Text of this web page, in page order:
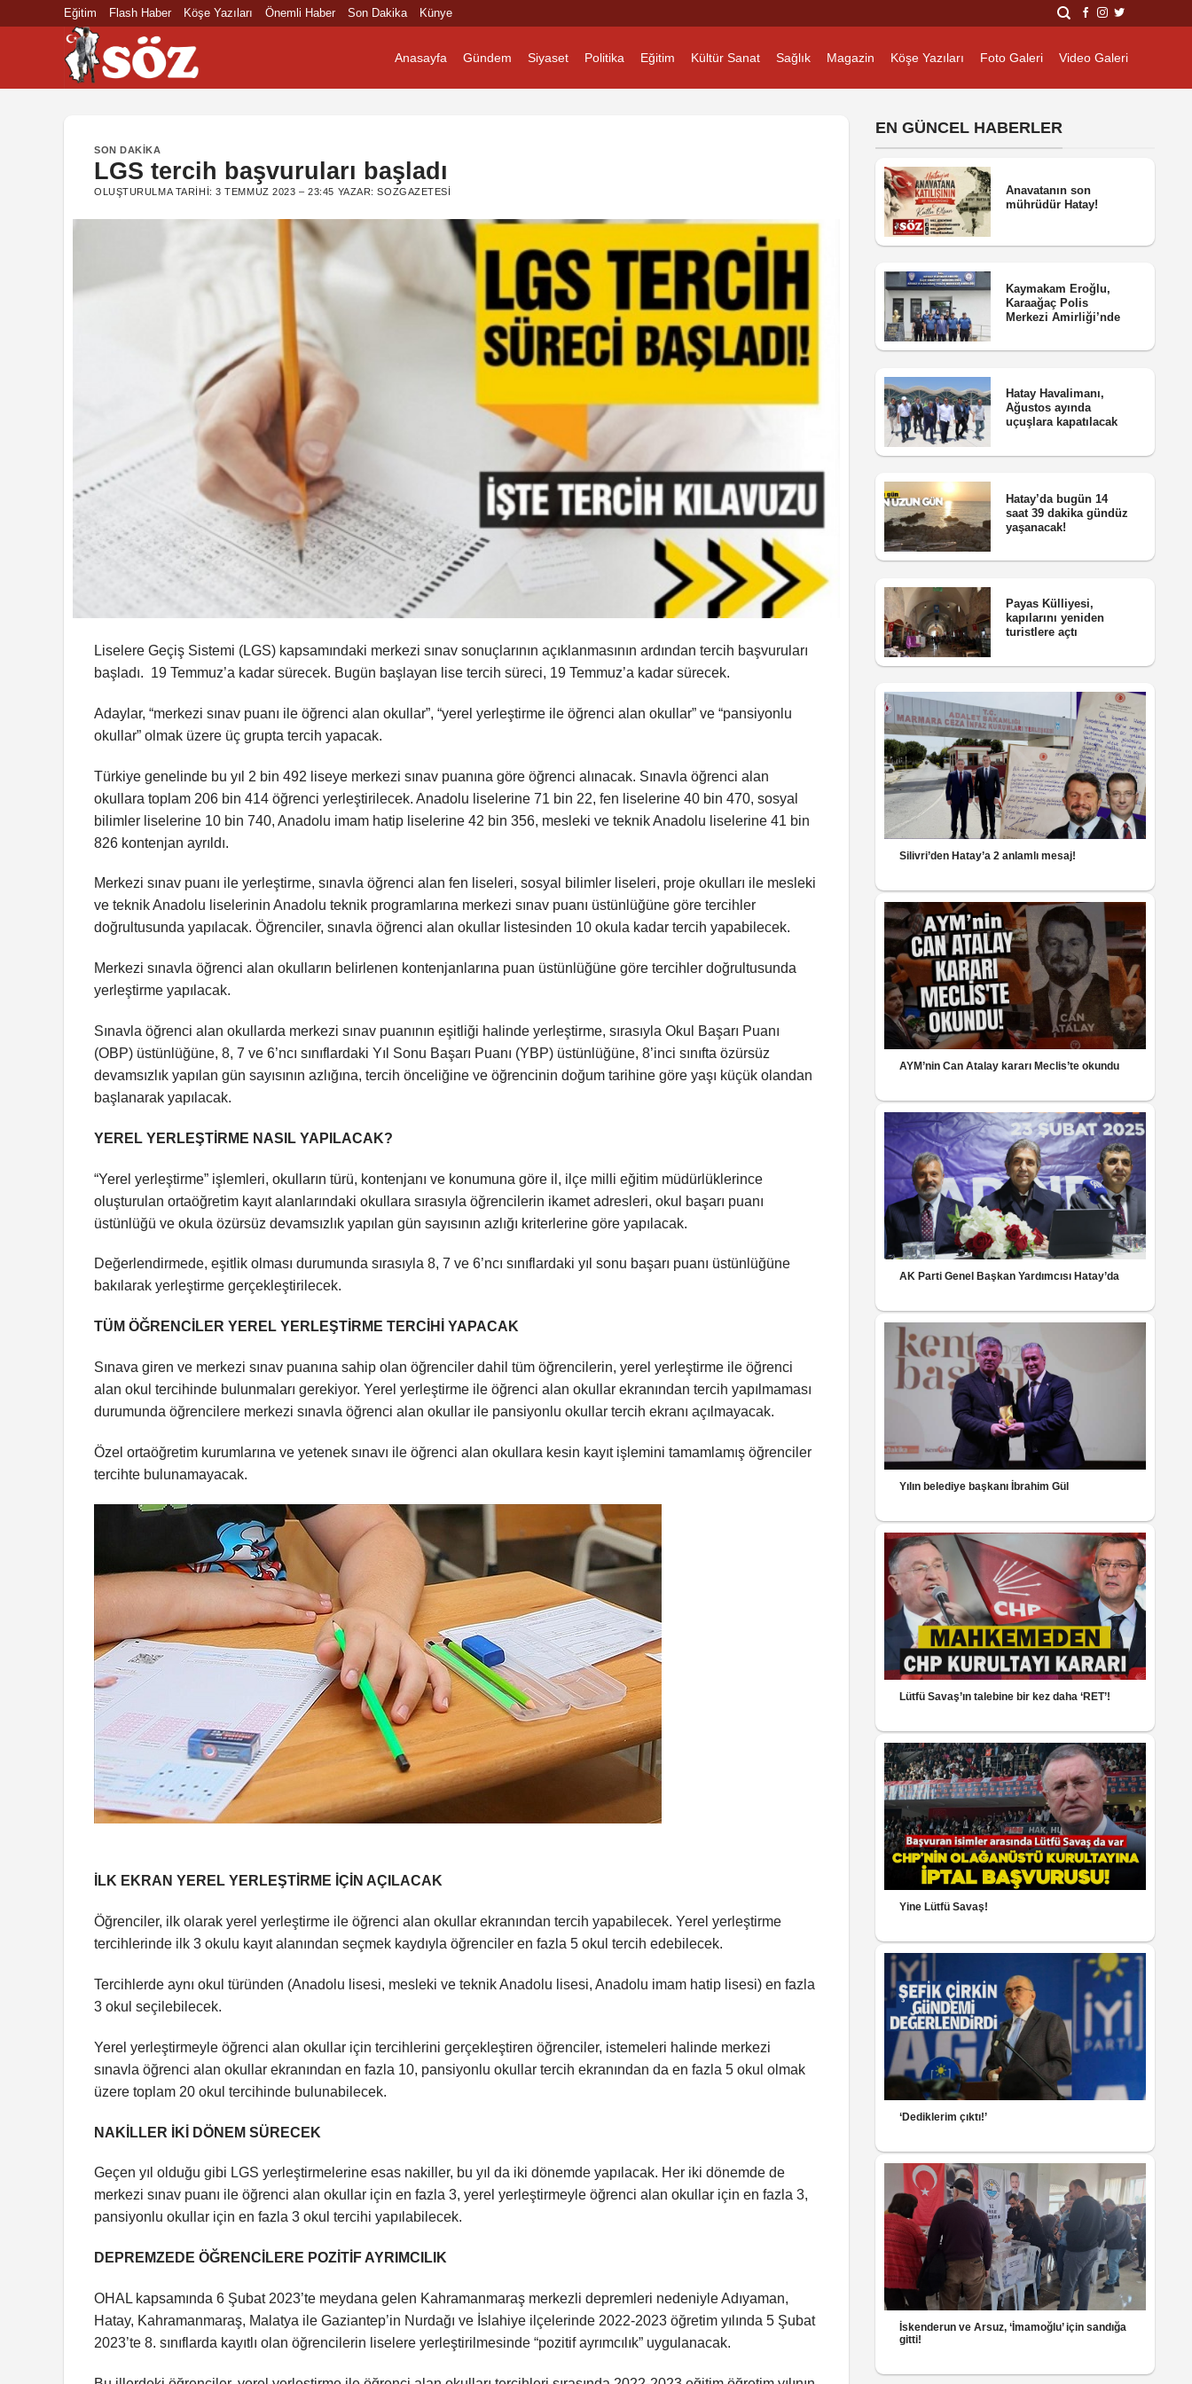
Eğitim Flash Haber Köşe Yazıları Önemli Haber Son Dakika Künye
Anasayfa Gündem Siyaset Politika Eğitim Kültür Sanat Sağlık Magazin Köşe Yazıları Foto Galeri Video Galeri
SON DAKIKA
LGS tercih başvuruları başladı
OLUŞTURULMA TARIHI:3 TEMMUZ 2023 – 23:45 YAZAR:SOZGAZETESI
Liselere Geçiş Sistemi (LGS) kapsamındaki merkezi sınav sonuçlarının açıklanmasının ardından tercih başvuruları
başladı. 19 Temmuz’a kadar sürecek. Bugün başlayan lise tercih süreci, 19 Temmuz’a kadar sürecek.
Adaylar, “merkezi sınav puanı ile öğrenci alan okullar”, “yerel yerleştirme ile öğrenci alan okullar” ve “pansiyonlu
okullar” olmak üzere üç grupta tercih yapacak.
Türkiye genelinde bu yıl 2 bin 492 liseye merkezi sınav puanına göre öğrenci alınacak. Sınavla öğrenci alan
okullara toplam 206 bin 414 öğrenci yerleştirilecek. Anadolu liselerine 71 bin 22, fen liselerine 40 bin 470, sosyal
bilimler liselerine 10 bin 740, Anadolu imam hatip liselerine 42 bin 356, mesleki ve teknik Anadolu liselerine 41 bin
826 kontenjan ayrıldı.
Merkezi sınav puanı ile yerleştirme, sınavla öğrenci alan fen liseleri, sosyal bilimler liseleri, proje okulları ile mesleki
ve teknik Anadolu liselerinin Anadolu teknik programlarına merkezi sınav puanı üstünlüğüne göre tercihler
doğrultusunda yapılacak. Öğrenciler, sınavla öğrenci alan okullar listesinden 10 okula kadar tercih yapabilecek.
Merkezi sınavla öğrenci alan okulların belirlenen kontenjanlarına puan üstünlüğüne göre tercihler doğrultusunda
yerleştirme yapılacak.
Sınavla öğrenci alan okullarda merkezi sınav puanının eşitliği halinde yerleştirme, sırasıyla Okul Başarı Puanı
(OBP) üstünlüğüne, 8, 7 ve 6’ncı sınıflardaki Yıl Sonu Başarı Puanı (YBP) üstünlüğüne, 8’inci sınıfta özürsüz
devamsızlık yapılan gün sayısının azlığına, tercih önceliğine ve öğrencinin doğum tarihine göre yaşı küçük olandan
başlanarak yapılacak.
YEREL YERLEŞTİRME NASIL YAPILACAK?
“Yerel yerleştirme” işlemleri, okulların türü, kontenjanı ve konumuna göre il, ilçe milli eğitim müdürlüklerince
oluşturulan ortaöğretim kayıt alanlarındaki okullara sırasıyla öğrencilerin ikamet adresleri, okul başarı puanı
üstünlüğü ve okula özürsüz devamsızlık yapılan gün sayısının azlığı kriterlerine göre yapılacak.
Değerlendirmede, eşitlik olması durumunda sırasıyla 8, 7 ve 6’ncı sınıflardaki yıl sonu başarı puanı üstünlüğüne
bakılarak yerleştirme gerçekleştirilecek.
TÜM ÖĞRENCİLER YEREL YERLEŞTİRME TERCİHİ YAPACAK
Sınava giren ve merkezi sınav puanına sahip olan öğrenciler dahil tüm öğrencilerin, yerel yerleştirme ile öğrenci
alan okul tercihinde bulunmaları gerekiyor. Yerel yerleştirme ile öğrenci alan okullar ekranından tercih yapılmaması
durumunda öğrencilere merkezi sınavla öğrenci alan okullar ile pansiyonlu okullar tercih ekranı açılmayacak.
Özel ortaöğretim kurumlarına ve yetenek sınavı ile öğrenci alan okullara kesin kayıt işlemini tamamlamış öğrenciler
tercihte bulunamayacak.
İLK EKRAN YEREL YERLEŞTİRME İÇİN AÇILACAK
Öğrenciler, ilk olarak yerel yerleştirme ile öğrenci alan okullar ekranından tercih yapabilecek. Yerel yerleştirme
tercihlerinde ilk 3 okulu kayıt alanından seçmek kaydıyla öğrenciler en fazla 5 okul tercih edebilecek.
Tercihlerde aynı okul türünden (Anadolu lisesi, mesleki ve teknik Anadolu lisesi, Anadolu imam hatip lisesi) en fazla
3 okul seçilebilecek.
Yerel yerleştirmeyle öğrenci alan okullar için tercihlerini gerçekleştiren öğrenciler, istemeleri halinde merkezi
sınavla öğrenci alan okullar ekranından en fazla 10, pansiyonlu okullar tercih ekranından da en fazla 5 okul olmak
üzere toplam 20 okul tercihinde bulunabilecek.
NAKİLLER İKİ DÖNEM SÜRECEK
Geçen yıl olduğu gibi LGS yerleştirmelerine esas nakiller, bu yıl da iki dönemde yapılacak. Her iki dönemde de
merkezi sınav puanı ile öğrenci alan okullar için en fazla 3, yerel yerleştirmeyle öğrenci alan okullar için en fazla 3,
pansiyonlu okullar için en fazla 3 okul tercihi yapılabilecek.
DEPREMZEDE ÖĞRENCİLERE POZİTİF AYRIMCILIK
OHAL kapsamında 6 Şubat 2023’te meydana gelen Kahramanmaraş merkezli depremleri nedeniyle Adıyaman,
Hatay, Kahramanmaraş, Malatya ile Gaziantep’in Nurdağı ve İslahiye ilçelerinde 2022-2023 öğretim yılında 5 Şubat
2023’te 8. sınıflarda kayıtlı olan öğrencilerin liselere yerleştirilmesinde “pozitif ayrımcılık” uygulanacak.
EN GÜNCEL HABERLER
Anavatanın son
mührüdür Hatay!
Kaymakam Eroğlu,
Karaağaç Polis
Merkezi Amirliği’nde
Hatay Havalimanı,
Ağustos ayında
uçuşlara kapatılacak
Hatay’da bugün 14
saat 39 dakika gündüz
yaşanacak!
Payas Külliyesi,
kapılarını yeniden
turistlere açtı
Silivri’den Hatay’a 2 anlamlı mesaj!
AYM’nin Can Atalay kararı Meclis’te okundu
AK Parti Genel Başkan Yardımcısı Hatay’da
Yılın belediye başkanı İbrahim Gül
Lütfü Savaş’ın talebine bir kez daha ‘RET’!
Yine Lütfü Savaş!
‘Dediklerim çıktı!’
İskenderun ve Arsuz, ‘İmamoğlu’ için sandığa
gitti!